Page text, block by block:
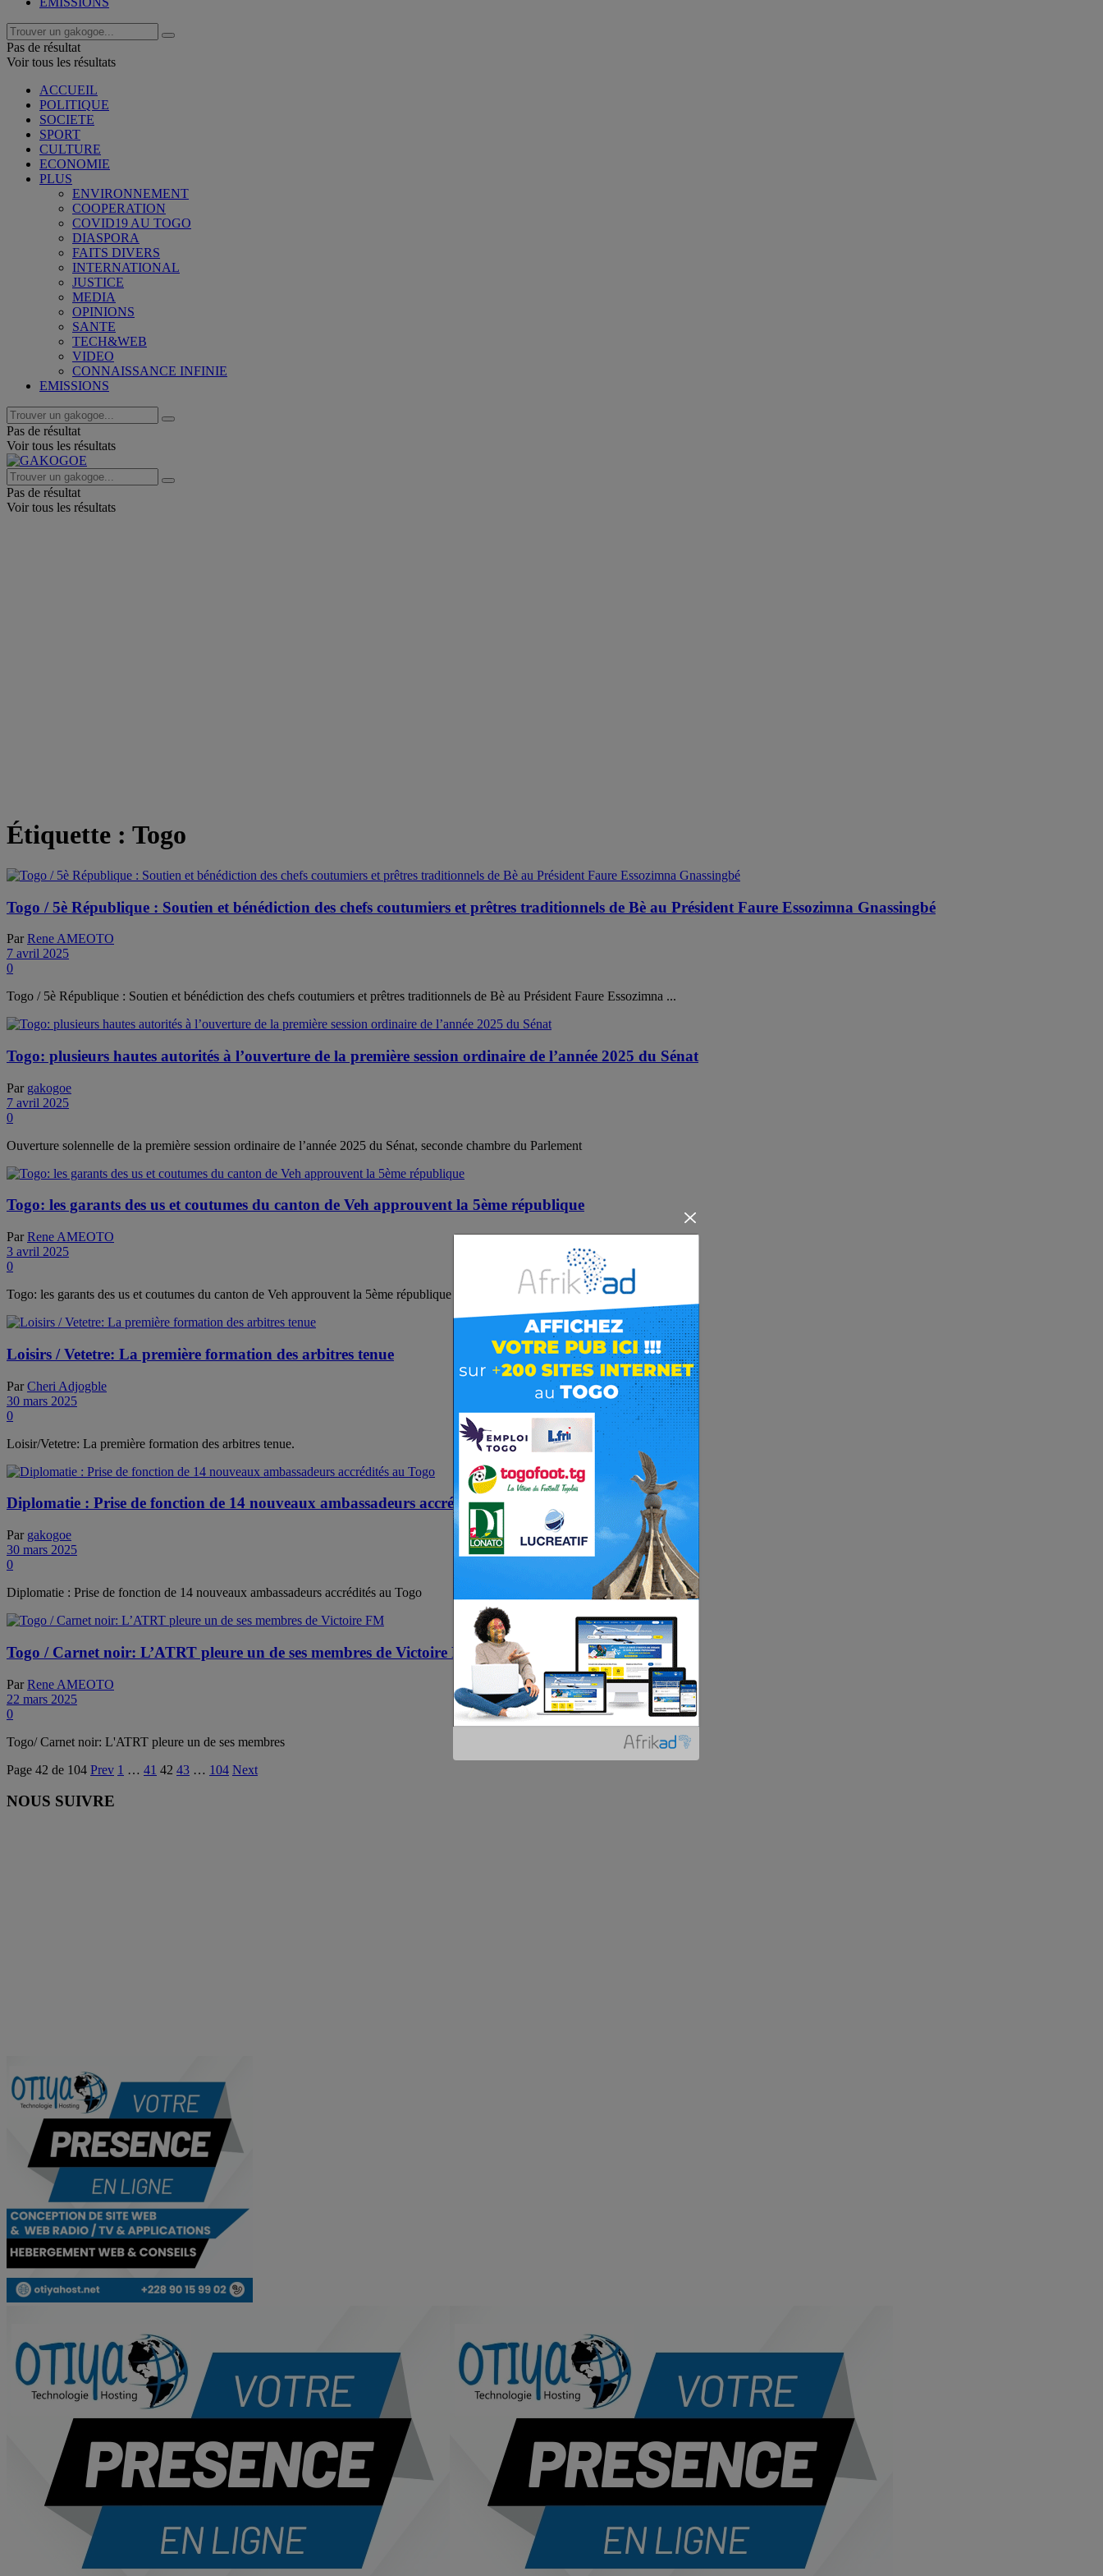
Pas de résultat
Voir tous les résultats
ACCUEIL
POLITIQUE
SOCIETE
SPORT
CULTURE
ECONOMIE
PLUS
ENVIRONNEMENT
COOPERATION
COVID19 AU TOGO
DIASPORA
FAITS DIVERS
INTERNATIONAL
JUSTICE
MEDIA
OPINIONS
SANTE
TECH&WEB
VIDEO
CONNAISSANCE INFINIE
EMISSIONS
Pas de résultat
Voir tous les résultats
Pas de résultat
Voir tous les résultats
Étiquette : Togo
Togo / 5è République : Soutien et bénédiction des chefs coutumiers et prêtres traditionnels de Bè au Président Faure Essozimna Gnassingbé
Par Rene AMEOTO
7 avril 2025
0
Togo / 5è République : Soutien et bénédiction des chefs coutumiers et prêtres traditionnels de Bè au Président Faure Essozimna ...
Togo: plusieurs hautes autorités à l’ouverture de la première session ordinaire de l’année 2025 du Sénat
Par gakogoe
7 avril 2025
0
Ouverture solennelle de la première session ordinaire de l’année 2025 du Sénat, seconde chambre du Parlement
Togo: les garants des us et coutumes du canton de Veh approuvent la 5ème république
Par Rene AMEOTO
3 avril 2025
0
Togo: les garants des us et coutumes du canton de Veh approuvent la 5ème république
Loisirs / Vetetre: La première formation des arbitres tenue
Par Cheri Adjogble
30 mars 2025
0
Loisir/Vetetre: La première formation des arbitres tenue.
Diplomatie : Prise de fonction de 14 nouveaux ambassadeurs accrédités au Togo
Par gakogoe
30 mars 2025
0
Diplomatie : Prise de fonction de 14 nouveaux ambassadeurs accrédités au Togo
Togo / Carnet noir: L’ATRT pleure un de ses membres de Victoire FM
Par Rene AMEOTO
22 mars 2025
0
Togo/ Carnet noir: L'ATRT pleure un de ses membres
Page 42 de 104 Prev 1 … 41 42 43 … 104 Next
NOUS SUIVRE